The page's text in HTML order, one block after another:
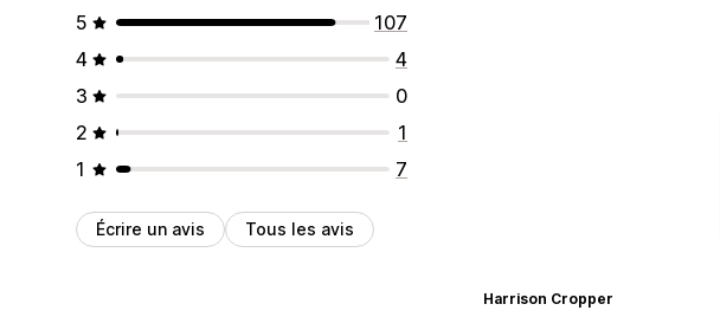
5
107
4
4
3
0
2
1
1
7
Écrire un avis Tous les avis
Harrison Cropper